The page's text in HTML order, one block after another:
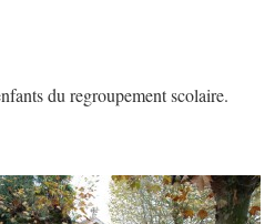
du regroupement scolaire.